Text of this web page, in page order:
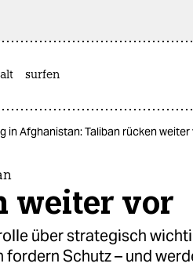
surfen
in Afghanistan: Taliban rücken weiter
weiter vor
über strategisch
Schutz – und